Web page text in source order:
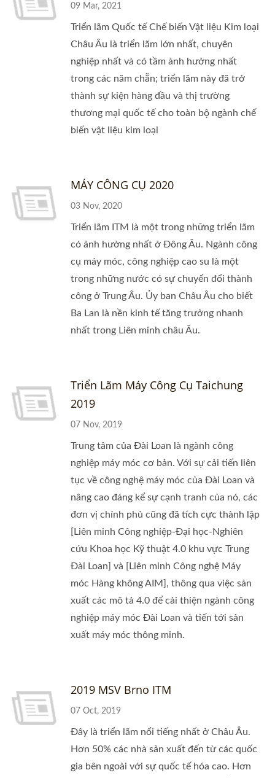
09 Mar, 2021
Triển lãm Quốc tế Chế biến Vật liệu Kim loại
Châu Âu là triển lãm lớn nhất, chuyên
nghiệp nhất và có tầm ảnh hưởng nhất
trong các năm chẵn; triển lãm này đã trở
thành sự kiện hàng đầu và thị trường
thương mại quốc tế cho toàn bộ ngành chế
biến vật liệu kim loại
MÁY CÔNG CỤ 2020
03 Nov, 2020
Triển lãm ITM là một trong những triển lãm
có ảnh hưởng nhất ở Đông Âu. Ngành công
cụ máy móc, công nghiệp cao su là một
trong những nước có sự chuyển đổi thành
công ở Trung Âu. Ủy ban Châu Âu cho biết
Ba Lan là nền kinh tế tăng trưởng nhanh
nhất trong Liên minh châu Âu.
Triển Lãm Máy Công Cụ Taichung
2019
07 Nov, 2019
Trung tâm của Đài Loan là ngành công
nghiệp máy móc cơ bản. Với sự cải tiến liên
tục về công nghệ máy móc của Đài Loan và
nâng cao đáng kể sự cạnh tranh của nó, các
đơn vị chính phủ cũng đã tích cực thành lập
[Liên minh Công nghiệp-Đại học-Nghiên
cứu Khoa học Kỹ thuật 4.0 khu vực Trung
Đài Loan] và [Liên minh Công nghệ Máy
móc Hàng không AIM], thông qua việc sản
xuất các mô tả 4.0 để cải thiện ngành công
nghiệp máy móc Đài Loan và tiến tới sản
xuất máy móc thông minh.
2019 MSV Brno ITM
07 Oct, 2019
Đây là triển lãm nổi tiếng nhất ở Châu Âu.
Hơn 50% các nhà sản xuất đến từ các quốc
gia bên ngoài với sự quốc tế hóa cao. Hơn